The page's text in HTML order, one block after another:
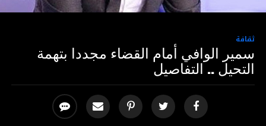
ثقافة
سمير الوافي أمام القضاء مجددا بتهمة
التحيل .. التفاصيل